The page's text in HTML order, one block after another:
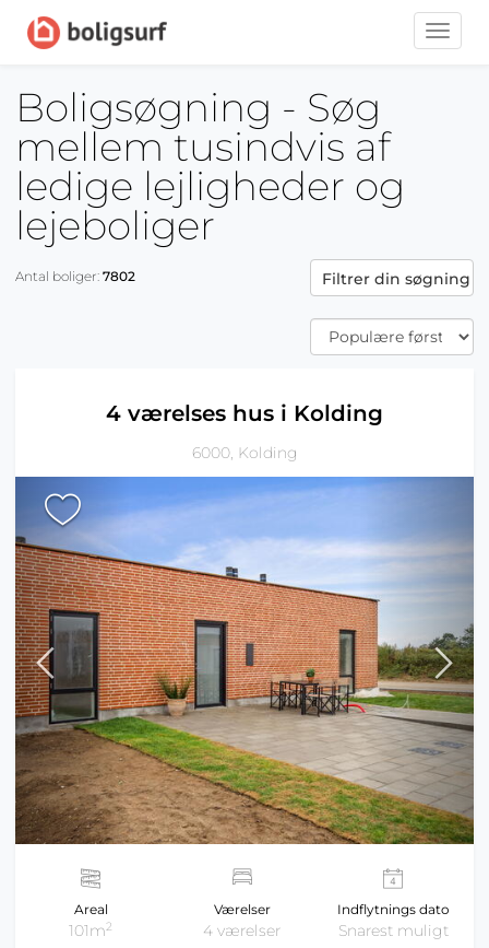
Toggle
Boligsøgning - Søg
mellem tusindvis af
ledige lejligheder og
lejeboliger
Antal boliger: 7802 Filtrer din søgning
4 værelses hus i Kolding
6000, Kolding
Areal
101m2
Værelser
4 værelser
Indflytnings dato
Snarest muligt